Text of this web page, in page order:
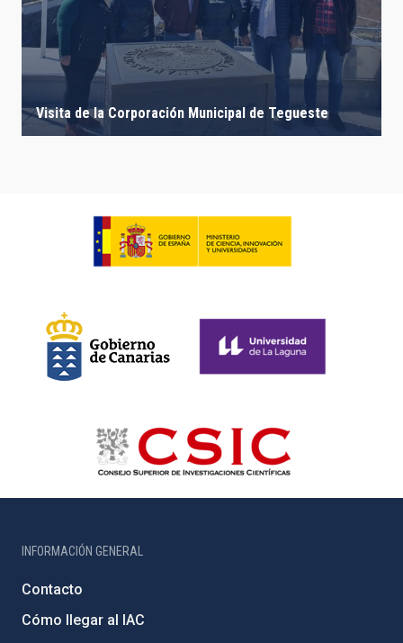
Visita de la Corporación Municipal de Tegueste
INFORMACIÓN GENERAL
Contacto
Cómo llegar al IAC